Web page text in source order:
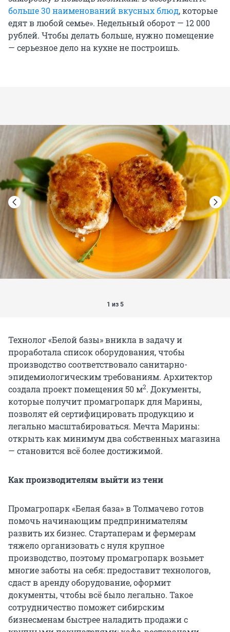
больше 30 наименований вкусных блюд, которые
едят в любой семье». Недельный оборот — 12 000
рублей. Чтобы делать больше, нужно помещение
— серьезное дело на кухне не построишь.
1 из 5
Технолог «Белой базы» вникла в задачу и
проработала список оборудования, чтобы
производство соответствовало санитарно-
эпидемиологическим требованиям. Архитектор
создала проект помещения 50 м2. Документы,
которые получит промагропарк для Марины,
позволят ей сертифицировать продукцию и
легально масштабироваться. Мечта Марины:
открыть как минимум два собственных магазина
— становится всё более достижимой.
Как производителям выйти из тени
Промагропарк «Белая база» в Толмачево готов
помочь начинающим предпринимателям
развить их бизнес. Стартаперам и фермерам
тяжело организовать с нуля крупное
производство, поэтому промагропарк возьмет
многие заботы на себя: предоставит технологов,
сдаст в аренду оборудование, оформит
документы, чтобы всё было легально. Такое
сотрудничество поможет сибирским
бизнесменам быстрее наладить продажи с